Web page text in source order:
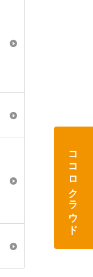
ココロクラウド